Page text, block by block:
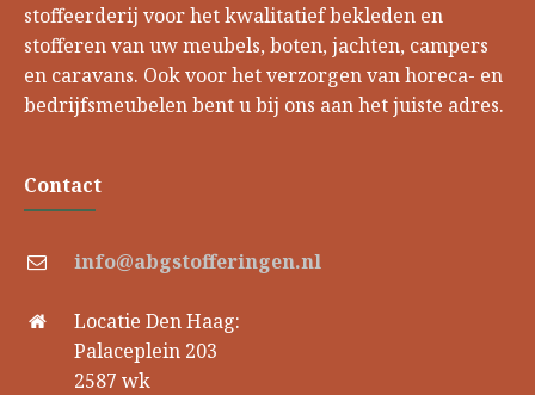
stoffeerderij voor het kwalitatief bekleden en
stofferen van uw meubels, boten, jachten, campers
en caravans. Ook voor het verzorgen van horeca- en
bedrijfsmeubelen bent u bij ons aan het juiste adres.
Contact
info@abgstofferingen.nl
Locatie Den Haag:
Palaceplein 203
2587 wk